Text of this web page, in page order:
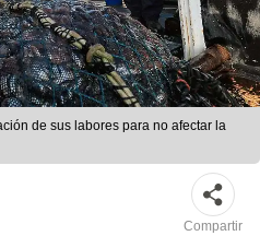
de sus labores para no afectar la
Compartir